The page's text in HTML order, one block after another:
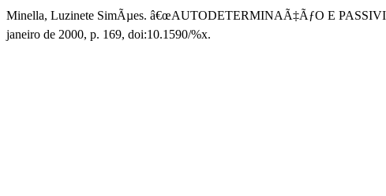
Minella, Luzinete SimÃµes. â€œAUTODETERMINAÃ‡ÃƒO E
janeiro de 2000, p. 169, doi:10.1590/%x.